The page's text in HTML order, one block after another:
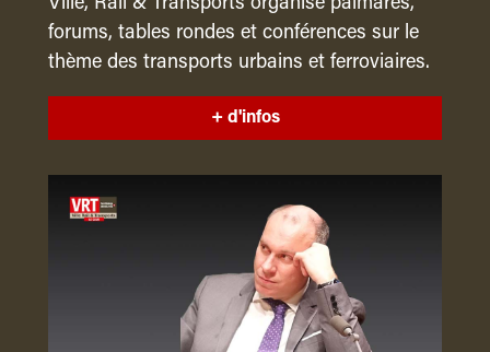
Ville, Rail & Transports organise palmarès,
forums, tables rondes et conférences sur le
thème des transports urbains et ferroviaires.
+ d'infos